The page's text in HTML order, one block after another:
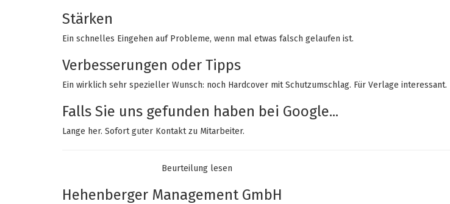
Stärken
Ein schnelles Eingehen auf Probleme, wenn mal etwas falsch gelaufen ist.
Verbesserungen oder Tipps
Ein wirklich sehr spezieller Wunsch: noch Hardcover mit Schutzumschlag. Für Verlage interessant.
Falls Sie uns gefunden haben bei Google...
Lange her. Sofort guter Kontakt zu Mitarbeiter.
Beurteilung lesen
Hehenberger Management GmbH